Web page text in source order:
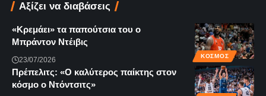
Αξίζει να διαβάσεις
ΚΌΣΜΟΣ
«Κρεμάει» τα παπούτσια του ο
Μπράντον Ντέιβις
23/07/2026
Πρέπελιτς: «Ο καλύτερος παίκτης στον
κόσμο ο Ντόντσιτς»